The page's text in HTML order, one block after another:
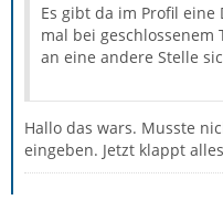
Es gibt da im Profil eine
mal bei
an eine andere Stelle
Hallo das wars. Musste
eingeben. Jetzt klappt